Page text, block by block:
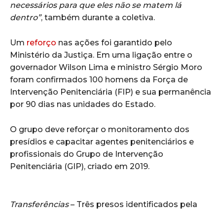
necessários para que eles não se matem lá
dentro”, também durante a coletiva.
Um reforço nas ações foi garantido pelo
Ministério da Justiça. Em uma ligação entre o
governador Wilson Lima e ministro Sérgio Moro
foram confirmados 100 homens da Força de
Intervenção Penitenciária (FIP) e sua permanência
por 90 dias nas unidades do Estado.
O grupo deve reforçar o monitoramento dos
presídios e capacitar agentes penitenciários e
profissionais do Grupo de Intervenção
Penitenciária (GIP), criado em 2019.
Transferências– Três presos identificados pela